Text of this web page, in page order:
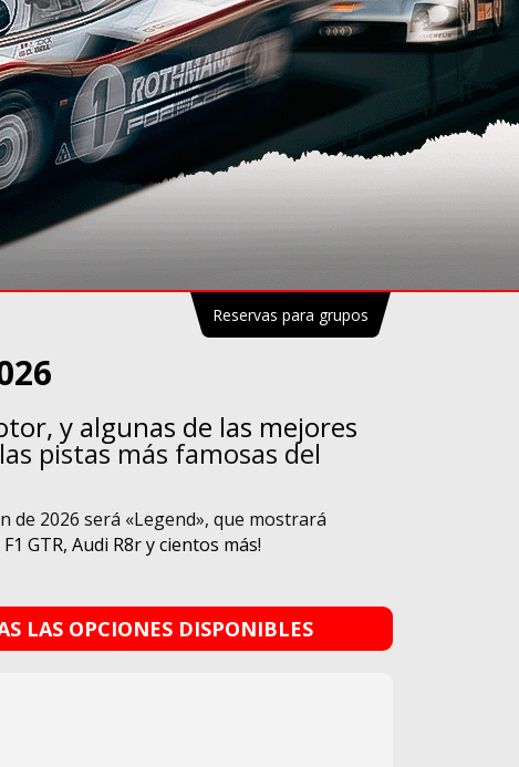
Reservas para grupos
y algunas de las mejores
pistas más famosas del
de 2026 será «Legend», que mostrará
GTR, Audi R8r y cientos más!
LAS OPCIONES DISPONIBLES